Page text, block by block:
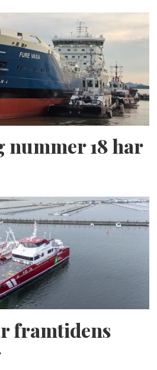
18 har
framtidens